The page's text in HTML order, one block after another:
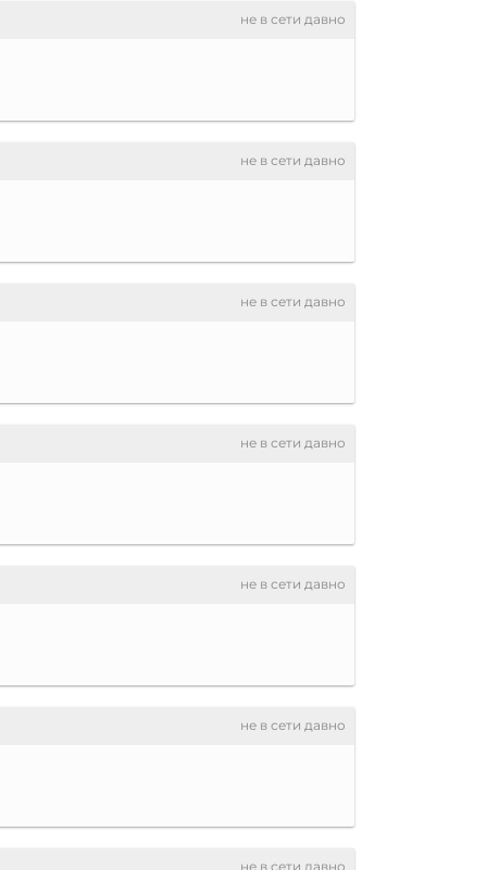
не в сети давно
не в сети давно
не в сети давно
не в сети давно
не в сети давно
не в сети давно
не в сети давно